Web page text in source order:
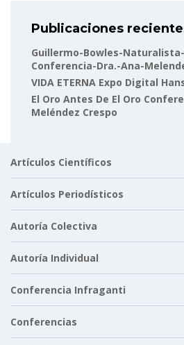
Publicaciones
Guillermo-Bowles-
Conferencia-Dra.-Ana-
VIDA ETERNA Expo Digital
El Oro Antes De El Oro
Meléndez Crespo
Artículos Científicos
Artículos Periodísticos
Autoría Colectiva
Autoría Individual
Conferencia Infraganti
Conferencias